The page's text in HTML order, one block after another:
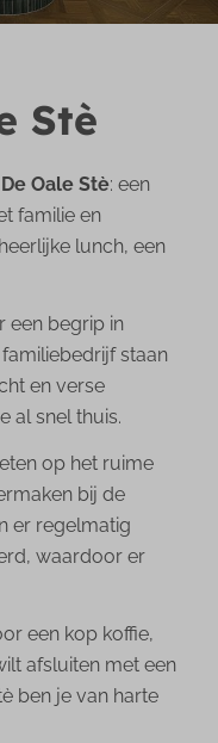
Stè
Oale Stè: een
familie en
lunch, een
een begrip in
staan
en verse
al snel thuis.
op het ruime
bij de
er regelmatig
waardoor er
een kop koffie,
afsluiten met een
ben je van harte